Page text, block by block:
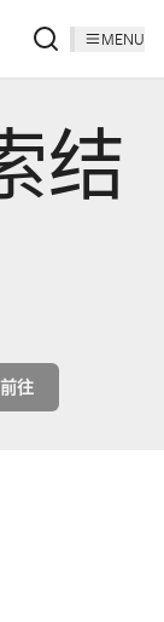
MENU
结
前往